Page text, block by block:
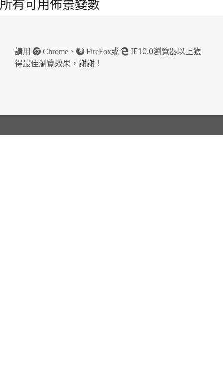
所有可用佈景變數
請用 Chrome 、 FireFox或
IE10.0瀏覽器以上獲
得最佳瀏覽效果，謝謝！